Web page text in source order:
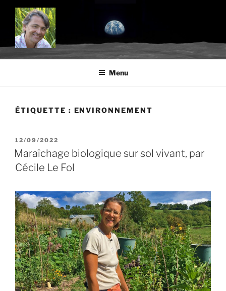
Aller
contenu
principal
BLOG.TROUDE.COM
Science, environnement et citoyenneté
Menu
ÉTIQUETTE : ENVIRONNEMENT
PUBLIÉ
LE
12/09/2022
Maraîchage biologique sur sol vivant, par
Cécile Le Fol